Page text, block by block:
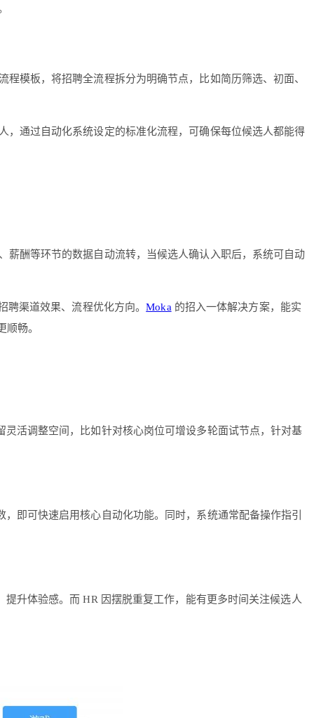
模板，将招聘全流程拆分为明确节点，比如简历筛选、初面、
通过自动化系统设定的标准化流程，可确保每位候选人都能得
酬等环节的数据自动流转，当候选人确认入职后，系统可自动
聘渠道效果、流程优化方向。Moka的招入一体解决方案，能实
畅。
活调整空间，比如针对核心岗位可增设多轮面试节点，针对基
即可快速启用核心自动化功能。同时，系统通常配备操作指引
升体验感。而 HR 因摆脱重复工作，能有更多时间关注候选人